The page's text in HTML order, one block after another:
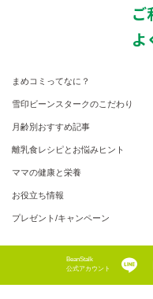
ご
よ
まめコミってなに？
雪印ビーンスタークのこだわり
月齢別おすすめ記事
離乳食レシピとお悩みヒント
ママの健康と栄養
お役立ち情報
プレゼント/キャンペーン
BeanStalk
公式アカウント